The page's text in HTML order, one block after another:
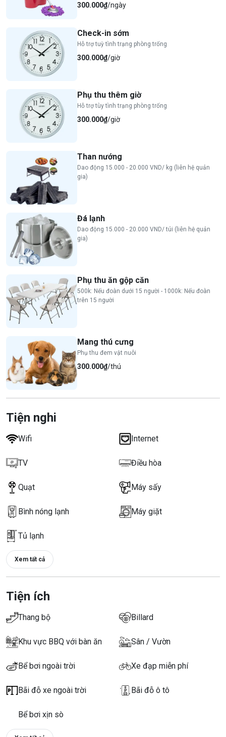
300.000₫/ngày
Check-in sớm
Hỗ trợ tuỳ tình trạng phòng trống
300.000₫/giờ
Phụ thu thêm giờ
Hỗ trợ tùy tình trạng phòng trống
300.000₫/giờ
Than nướng
Dao động 15.000 - 20.000 VND/ kg (liên hệ quản
gia)
Đá lạnh
Dao động 15.000 - 20.000 VND/ túi (liên hệ quản
gia)
Phụ thu ăn gộp căn
500k: Nếu đoàn dưới 15 người - 1000k: Nếu đoàn
trên 15 người
Mang thú cưng
Phụ thu đem vật nuôi
300.000₫/thú
Tiện nghi
Wifi Internet
TV Điều hòa
Quạt Máy sấy
Bình nóng lạnh Máy giặt
Tủ lạnh
Xem tất cả
Tiện ích
Thang bộ Billard
Khu vực BBQ với bàn ăn Sân / Vườn
Bể bơi ngoài trời Xe đạp miễn phí
Bãi đỗ xe ngoài trời Bãi đỗ ô tô
Bể bơi xịn sò